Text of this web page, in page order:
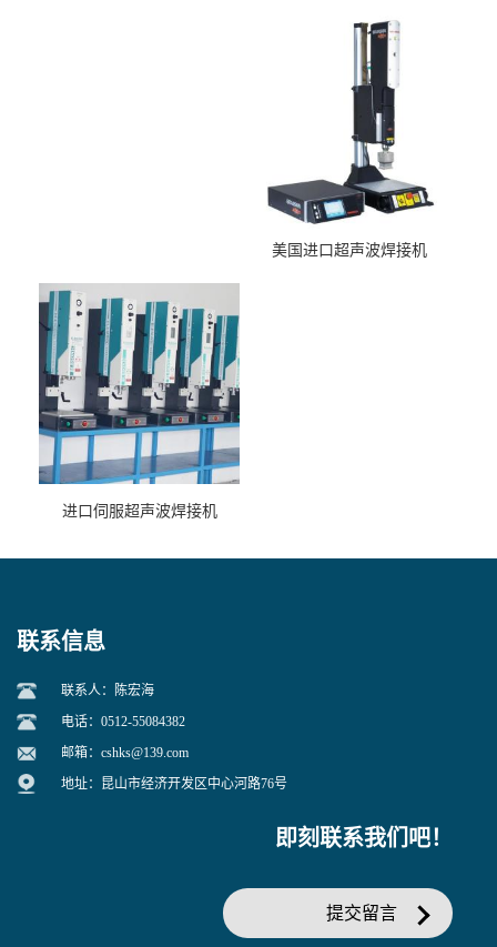
美国进口超声波焊接机
进口伺服超声波焊接机
联系信息
联系人：陈宏海
电话：0512-55084382
邮箱： cshks@139.com
地址：昆山市经济开发区中心河路76号
即刻联系我们吧！
提交留言